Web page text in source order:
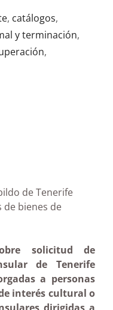
, catálogos,
y terminación,
,
de Tenerife
de bienes de
solicitud de
de Tenerife
a personas
interés cultural o